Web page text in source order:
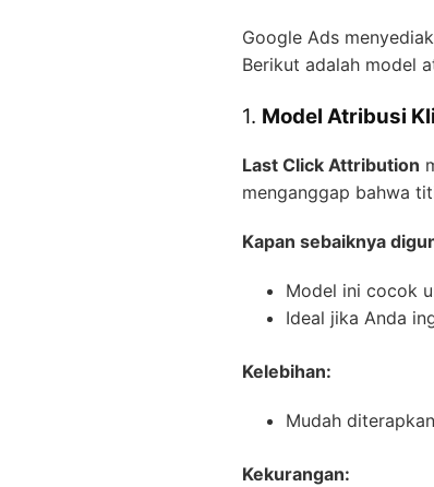
Google Ads
Berikut adalah model
1. Model Atribusi
Last Click Attribution
menganggap bahwa
Kapan sebaiknya
Model ini cocok
Ideal jika Anda
Kelebihan:
Mudah
Kekurangan: